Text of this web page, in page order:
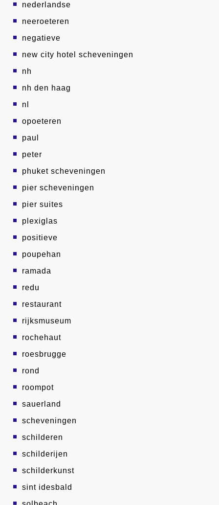
nederlandse
neeroeteren
negatieve
new city hotel scheveningen
nh
nh den haag
nl
opoeteren
paul
peter
phuket scheveningen
pier scheveningen
pier suites
plexiglas
positieve
poupehan
ramada
redu
restaurant
rijksmuseum
rochehaut
roesbrugge
rond
roompot
sauerland
scheveningen
schilderen
schilderijen
schilderkunst
sint idesbald